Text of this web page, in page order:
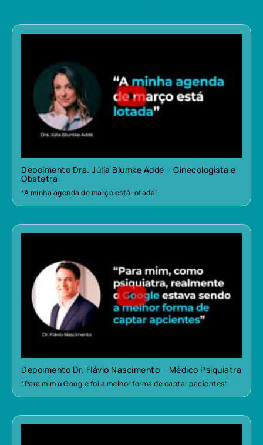
Depoimento Dra. Júlia Blumke Adde – Ginecologista e
Obstetra
“A minha agenda de março está lotada”
Depoimento Dr. Flávio Nascimento – Médico Psiquiatra
“Para mim o Google foi a melhor forma de captar pacientes”